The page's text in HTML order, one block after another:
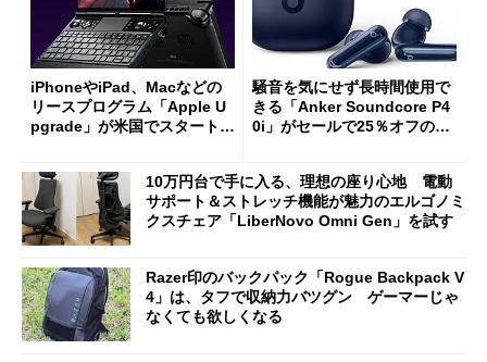
iPhoneやiPad、Macなどの
リースプログラム「Apple U
pgrade」が米国でスタート／
ut」が明...
騒音を気にせず長時間使用で
きる「Anker Soundcore P4
0i」がセールで25％オフの59
10万円台で手に入る、理想の座り心地 電動
サポート＆ストレッチ機能が魅力のエルゴノミ
クスチェア「LiberNovo Omni Gen」を試す
Razer印のバックパック「Rogue Backpack V
4」は、タフで収納力バツグン ゲーマーじゃ
なくても欲しくなる